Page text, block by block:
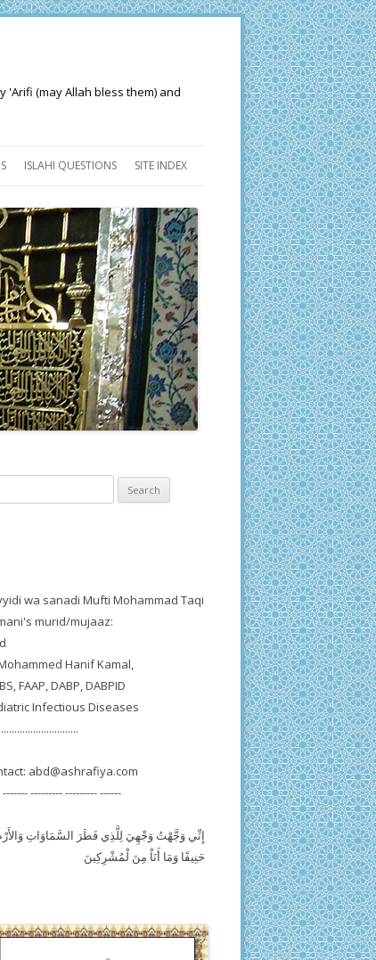
'Arifi (may Allah bless them) and
ISLAHI QUESTIONS SITE INDEX
wa sanadi Mufti Mohammad Taqi
murid/mujaaz:
Hanif Kamal,
FAAP, DABP, DABPID
Infectious Diseases
abd@ashrafiya.com
--------- --------- ------
إِنِّي وَجَّهْتُ وَجْهِيَ لِلَّذِي فَطَرَ السَّمَاوَاتِ
حَنِيفًا وَمَا أَنَاْ مِنَ لْمُشْرِكِينَ